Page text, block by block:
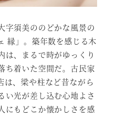
字須美ののどかな風景の
縁」。築年数を感じる木
は、まるで時がゆっくり
ち着いた空間だ。古民家
は、梁や柱など昔ながら
い光が差し込む心地よさ
にもどこか懐かしさを感